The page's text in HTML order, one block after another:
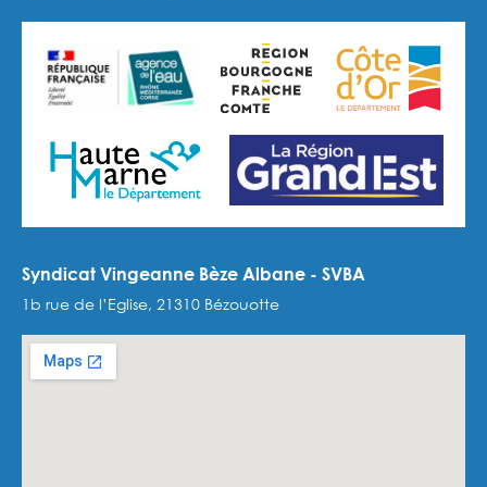
Syndicat Vingeanne Bèze Albane - SVBA
1b rue de l’Eglise, 21310 Bézouotte